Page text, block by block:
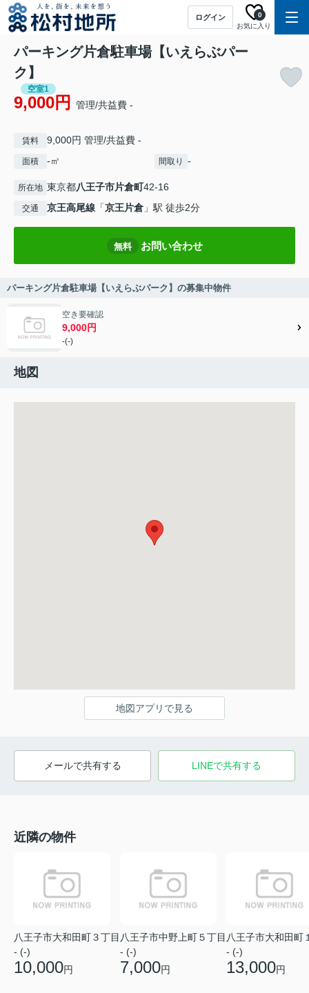
ログイン
お気に入り
0
パーキング片倉駐車場【いえらぶパー
ク】
空室1
9,000円 管理/共益費 -
賃料 9,000円 管理/共益費 -
面積 -㎡ 間取り -
所在地 東京都八王子市片倉町42-16
交通 京王高尾線 「京王片倉 」駅 徒歩2分
無料 お問い合わせ
パーキング片倉駐車場【いえらぶパーク】の募集中物件
空き要確認
9,000円
-(-)
地図
地図アプリで見る
メールで共有する LINEで共有する
近隣の物件
八王子市大和田町３丁目
- (-)
10,000円
八王子市中野上町５丁目
- (-)
7,000円
八王子市大和田町
- (-)
13,000円